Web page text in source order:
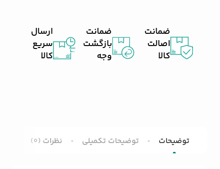
ضمانت
اصالت
کالا
ضمانت
بازگشت
وجه
ارسال
سریع
کالا
توضیحات توضیحات تکمیلی نظرات (0)